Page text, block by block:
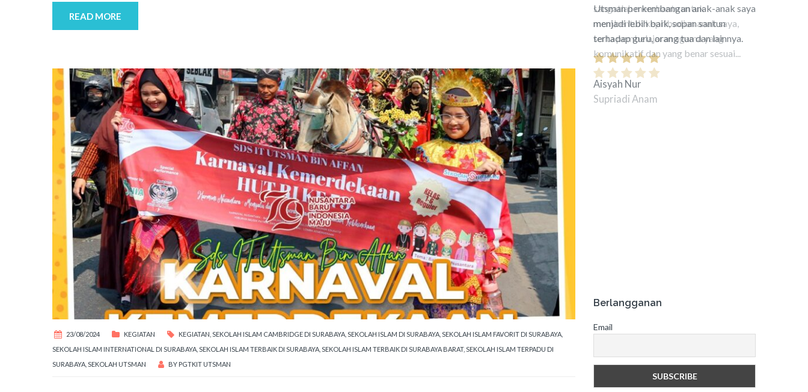
READ MORE
23/08/2024 KEGIATAN KEGIATAN SEKOLAH ISLAM CAMBRIDGE DI SURABAYA SEKOLAH ISLAM DI SURABAYA SEKOLAH ISLAM FAVORIT DI SURABAYA
SEKOLAH ISLAM INTERNATIONAL DI SURABAYA SEKOLAH ISLAM TERBAIK DI SURABAYA SEKOLAH ISLAM TERBAIK DI SURABAYA BARAT, SEKOLAH ISLAM TERPADU DI
SURABAYA SEKOLAH UTSMAN BY PGTKIT UTSMAN
Utsman perkembangan anak-anak saya
menjadi lebih baik, sopan santun
terhadap guru, orang tua dan lainnya.
Aisyah Nur
Berlangganan
Email